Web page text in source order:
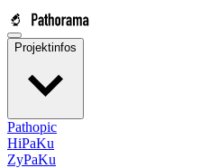
Projektinfos
Pathopic
HiPaKu
ZyPaKu